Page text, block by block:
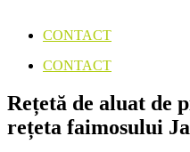
CONTACT
CONTACT
Rețetă de aluat de
rețeta faimosului